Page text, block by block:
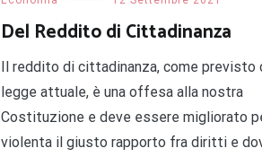
Del Reddito di Cittadinanza
Il reddito di cittadinanza, come previsto
legge attuale, è una offesa alla nostra
Costituzione e deve essere migliorato
violenta il giusto rapporto fra diritti e